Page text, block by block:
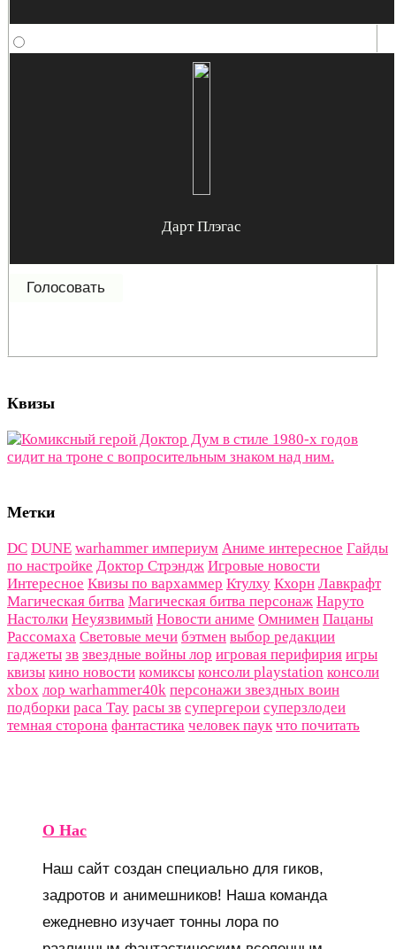
Дарт Плэгас
Квизы
Метки
DC DUNE warhammer империум Аниме интересное Гайды
по настройке Доктор Стрэндж Игровые новости
Интересное Квизы по вархаммер Ктулху Кхорн Лавкрафт
Магическая битва Магическая битва персонаж Наруто
Настолки Неуязвимый Новости аниме Омнимен Пацаны
Рассомаха Световые мечи бэтмен выбор редакции
гаджеты зв звездные войны лор игровая перифирия игры
квизы кино новости комиксы консоли playstation консоли
xbox лор warhammer40k персонажи звездных воин
подборки раса Тау расы зв супергерои суперзлодеи
темная сторона фантастика человек паук что почитать
О Нас
Наш сайт создан специально для гиков,
задротов и анимешников! Наша команда
ежедневно изучает тонны лора по